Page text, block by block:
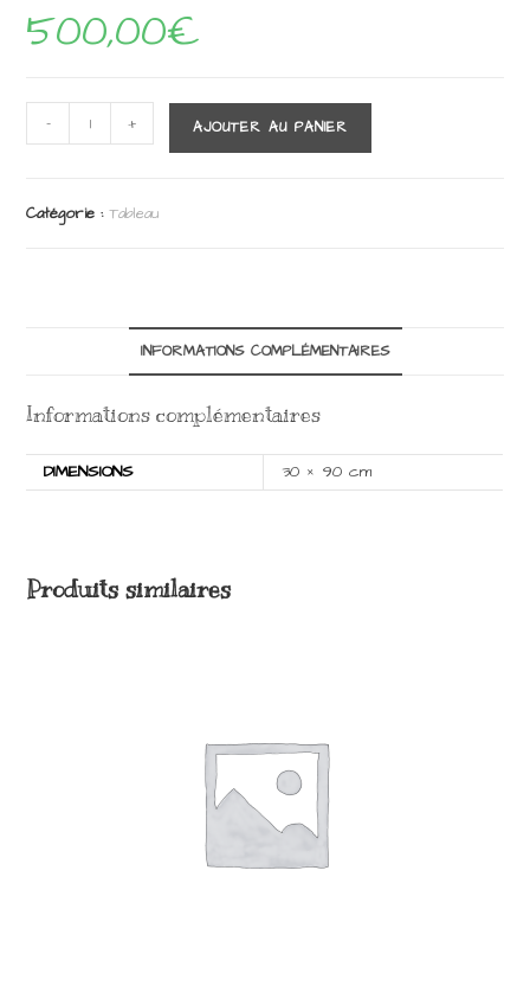
500,00€
n°3
- + AJOUTER AU PANIER
Catégorie :Tableau
INFORMATIONS COMPLÉMENTAIRES
Informations complémentaires
DIMENSIONS 30 × 90 cm
Produits similaires